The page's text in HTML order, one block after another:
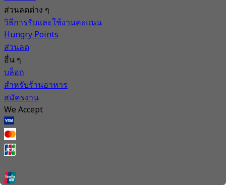
ส่วนลดต่าง ๆ
วิธีการรับและใช้งานคะแนน
Hungry Points
ส่วนลด
อื่น ๆ
บล็อก
สำหรับร้านอาหาร
สมัครงาน
We Accept